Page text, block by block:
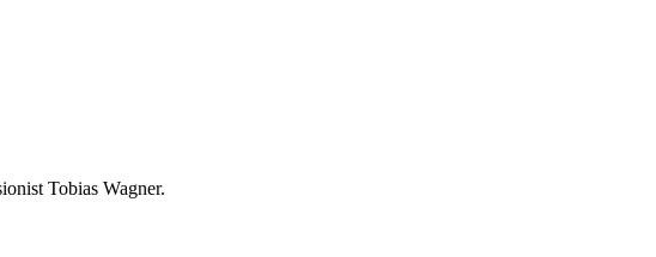
Tobias Wagner.